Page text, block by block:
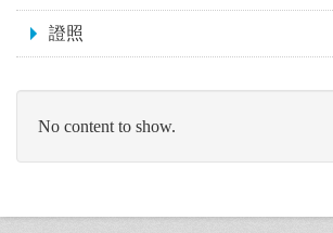
證照
No content to show.